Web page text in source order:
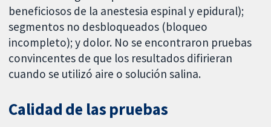
beneficiosos de la anestesia espinal y epidural);
segmentos no desbloqueados (bloqueo
incompleto); y dolor. No se encontraron pruebas
convincentes de que los resultados difirieran
cuando se utilizó aire o solución salina.
Calidad de las pruebas